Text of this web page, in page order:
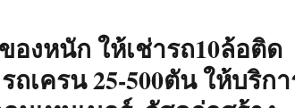
งหนัก ให้เช่ารถ10ล้อติด
ถเครน 25-500ตัน ให้บริก